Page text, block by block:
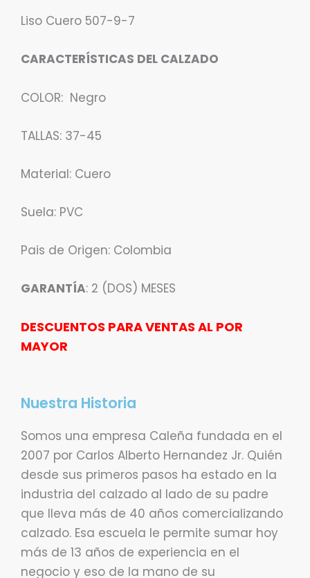
Liso Cuero 507-9-7
CARACTERÍSTICAS DEL CALZADO
COLOR: Negro
TALLAS: 37-45
Material: Cuero
Suela: PVC
Pais de Origen: Colombia
GARANTÍA: 2 (DOS) MESES
DESCUENTOS PARA VENTAS AL POR
MAYOR
Nuestra Historia
Somos una empresa Caleña fundada en el
2007 por Carlos Alberto Hernandez Jr. Quién
desde sus primeros pasos ha estado en la
industria del calzado al lado de su padre
que lleva más de 40 años comercializando
calzado. Esa escuela le permite sumar hoy
más de 13 años de experiencia en el
negocio y eso de la mano de su